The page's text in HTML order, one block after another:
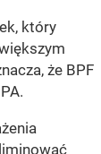
który
że ​​BPF